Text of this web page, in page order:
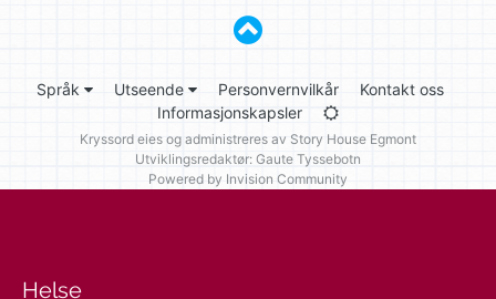
Språk Utseende Personvernvilkår
Kontakt oss
Informasjonskapsler
Kryssord eies og administreres av Story House Egmont
Utviklingsredaktør: Gaute Tyssebotn
Powered by Invision Community
Helse